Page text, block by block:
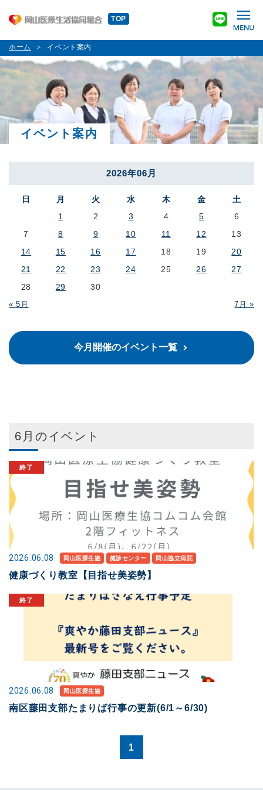
TOP
ホーム イベント案内
イベント案内
2026年06月
日 月 火 水 木 金 土
« 5月 7月 »
1 2 3 4 5
6
7
8 9 10 11 12
13
14
15 16 17 18 19
20
21
22 23 24 25 26
27
28
29 30
今月開催のイベント一覧
6月のイベント
2026.06.08 岡山医療生協 健診センター 岡山協立病院
健康づくり教室【目指せ美姿勢】
2026.06.08 岡山医療生協
南区藤田支部たまりば行事の更新(6/1～6/30)
1